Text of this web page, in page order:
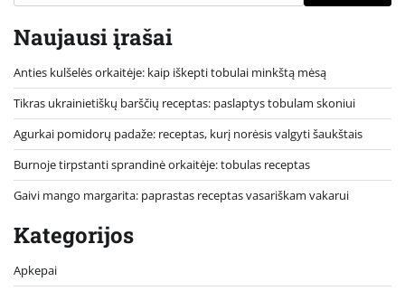
Naujausi įrašai
Anties kulšelės orkaitėje: kaip iškepti tobulai minkštą mėsą
Tikras ukrainietiškų barščių receptas: paslaptys tobulam skoniui
Agurkai pomidorų padaže: receptas, kurį norėsis valgyti šaukštais
Burnoje tirpstanti sprandinė orkaitėje: tobulas receptas
Gaivi mango margarita: paprastas receptas vasariškam vakarui
Kategorijos
Apkepai